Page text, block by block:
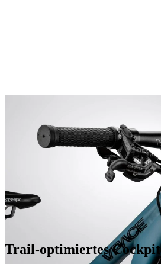
Trail-optimiertes Cockpit